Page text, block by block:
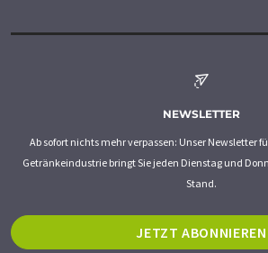
NEWSLETTER
Ab sofort nichts mehr verpassen: Unser Newsletter
Getränkeindustrie bringt Sie jeden Dienstag und
Stand.
JETZT ABONNIEREN